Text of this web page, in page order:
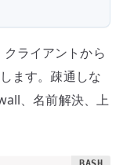
ライアントから
ます。疎通しな
、名前解決、上